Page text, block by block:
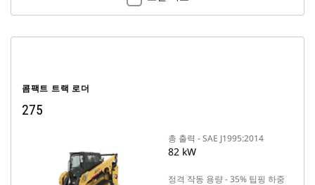
콤팩트 트랙 로더
275
총 출력 - SAE J1995:2014
82 kW
정격 작동 용량 - 35% 팁핑 하중